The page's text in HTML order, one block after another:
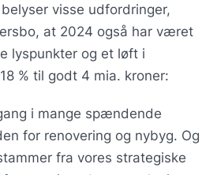
visse udfordringer,
at 2024 også har været
lyspunkter og et løft i
% til godt 4 mia. kroner:
i mange spændende
for renovering og nybyg. Og
fra vores strategiske